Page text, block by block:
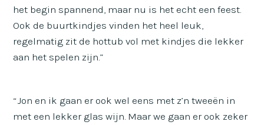
het begin spannend, maar nu is het echt een feest.
Ook de buurtkindjes vinden het heel leuk,
regelmatig zit de hottub vol met kindjes die lekker
aan het spelen zijn.”
“Jon en ik gaan er ook wel eens met z’n tweeën in
met een lekker glas wijn. Maar we gaan er ook zeker